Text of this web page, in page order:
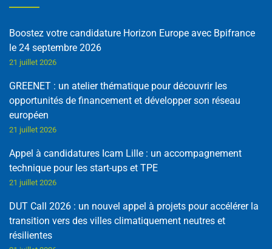
Boostez votre candidature Horizon Europe avec Bpifrance
le 24 septembre 2026
21 juillet 2026
GREENET : un atelier thématique pour découvrir les
opportunités de financement et développer son réseau
européen
21 juillet 2026
Appel à candidatures Icam Lille : un accompagnement
technique pour les start-ups et TPE
21 juillet 2026
DUT Call 2026 : un nouvel appel à projets pour accélérer la
transition vers des villes climatiquement neutres et
résilientes